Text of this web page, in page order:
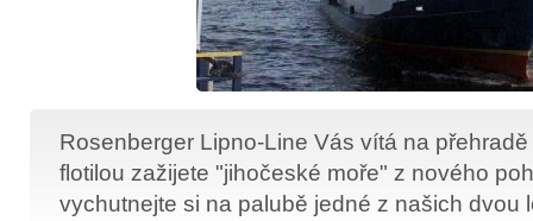
Rosenberger Lipno-Line Vás vítá na
flotilou zažijete "jihočeské moře" z nového
vychutnejte si na palubě jedné z našich dvou